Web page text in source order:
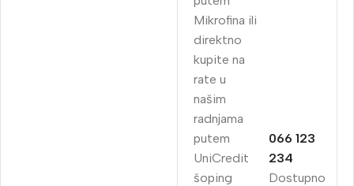
Mikrofina ili
direktno
kupite na
rate u
našim
radnjama
putem
UniCredit
šoping
Dostupno
066 123
234